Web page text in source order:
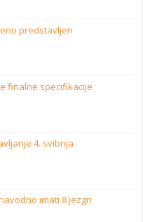
predstavljen
finalne specifikacije
4. svibnja
imati 8 jezgri